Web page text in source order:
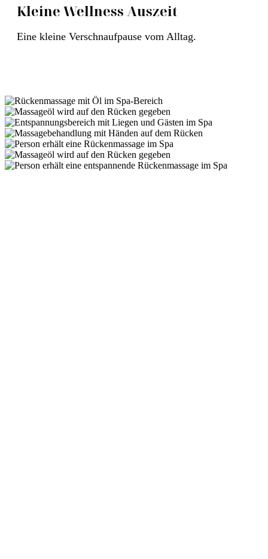
Kleine Wellness Auszeit
Eine kleine Verschnaufpause vom Alltag.